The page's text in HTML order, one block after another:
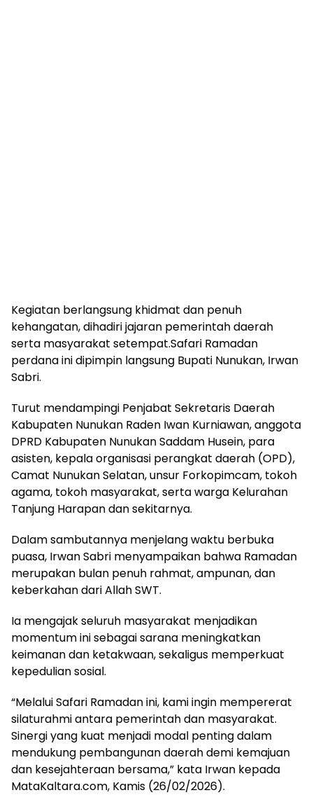
Kegiatan berlangsung khidmat dan penuh
kehangatan, dihadiri jajaran pemerintah daerah
serta masyarakat setempat.Safari Ramadan
perdana ini dipimpin langsung Bupati Nunukan, Irwan
Sabri.
Turut mendampingi Penjabat Sekretaris Daerah
Kabupaten Nunukan Raden Iwan Kurniawan, anggota
DPRD Kabupaten Nunukan Saddam Husein, para
asisten, kepala organisasi perangkat daerah (OPD),
Camat Nunukan Selatan, unsur Forkopimcam, tokoh
agama, tokoh masyarakat, serta warga Kelurahan
Tanjung Harapan dan sekitarnya.
Dalam sambutannya menjelang waktu berbuka
puasa, Irwan Sabri menyampaikan bahwa Ramadan
merupakan bulan penuh rahmat, ampunan, dan
keberkahan dari Allah SWT.
Ia mengajak seluruh masyarakat menjadikan
momentum ini sebagai sarana meningkatkan
keimanan dan ketakwaan, sekaligus memperkuat
kepedulian sosial.
“Melalui Safari Ramadan ini, kami ingin mempererat
silaturahmi antara pemerintah dan masyarakat.
Sinergi yang kuat menjadi modal penting dalam
mendukung pembangunan daerah demi kemajuan
dan kesejahteraan bersama,” kata Irwan kepada
MataKaltara.com, Kamis (26/02/2026).